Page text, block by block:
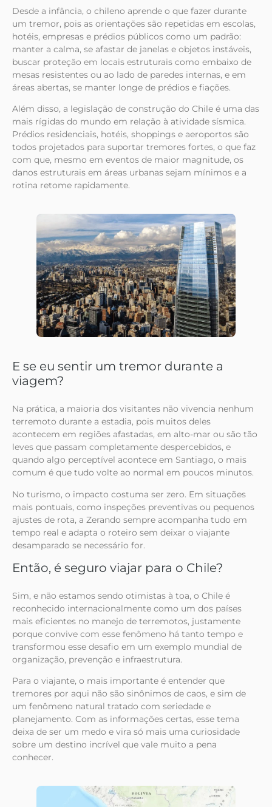
Desde a infância, o chileno aprende o que fazer durante
um tremor, pois as orientações são repetidas em escolas,
hotéis, empresas e prédios públicos como um padrão:
manter a calma, se afastar de janelas e objetos instáveis,
buscar proteção em locais estruturais como embaixo de
mesas resistentes ou ao lado de paredes internas, e em
áreas abertas, se manter longe de prédios e fiações.
Além disso, a legislação de construção do Chile é uma das
mais rígidas do mundo em relação à atividade sísmica.
Prédios residenciais, hotéis, shoppings e aeroportos são
todos projetados para suportar tremores fortes, o que faz
com que, mesmo em eventos de maior magnitude, os
danos estruturais em áreas urbanas sejam mínimos e a
rotina retome rapidamente.
E se eu sentir um tremor durante a
viagem?
Na prática, a maioria dos visitantes não vivencia nenhum
terremoto durante a estadia, pois muitos deles
acontecem em regiões afastadas, em alto-mar ou são tão
leves que passam completamente despercebidos, e
quando algo perceptível acontece em Santiago, o mais
comum é que tudo volte ao normal em poucos minutos.
No turismo, o impacto costuma ser zero. Em situações
mais pontuais, como inspeções preventivas ou pequenos
ajustes de rota, a Zerando sempre acompanha tudo em
tempo real e adapta o roteiro sem deixar o viajante
desamparado se necessário for.
Então, é seguro viajar para o Chile?
Sim, e não estamos sendo otimistas à toa, o Chile é
reconhecido internacionalmente como um dos países
mais eficientes no manejo de terremotos, justamente
porque convive com esse fenômeno há tanto tempo e
transformou esse desafio em um exemplo mundial de
organização, prevenção e infraestrutura.
Para o viajante, o mais importante é entender que
tremores por aqui não são sinônimos de caos, e sim de
um fenômeno natural tratado com seriedade e
planejamento. Com as informações certas, esse tema
deixa de ser um medo e vira só mais uma curiosidade
sobre um destino incrível que vale muito a pena
conhecer.